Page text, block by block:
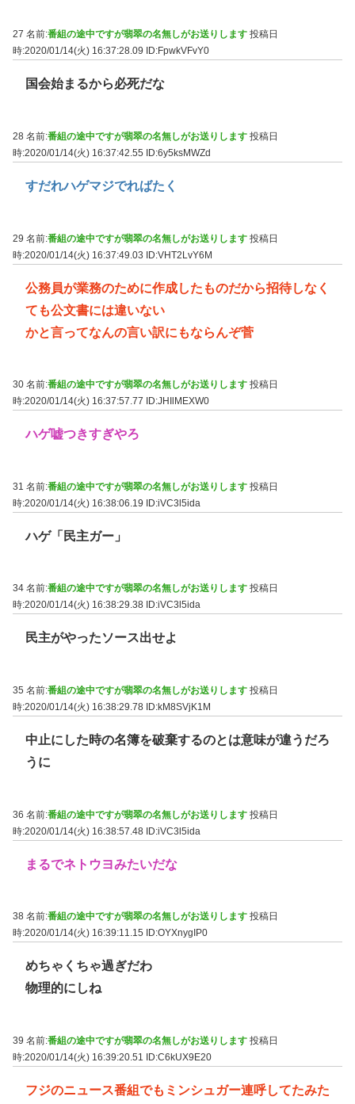
27 名前:番組の途中ですが翡翠の名無しがお送りします 投稿日
時:2020/01/14(火) 16:37:28.09
ID:FpwkVFvY0
国会始まるから必死だな
28 名前:番組の途中ですが翡翠の名無しがお送りします 投稿日
時:2020/01/14(火) 16:37:42.55
ID:6y5ksMWZd
すだれハゲマジでればたく
29 名前:番組の途中ですが翡翠の名無しがお送りします 投稿日
時:2020/01/14(火) 16:37:49.03 ID:VHT2LvY6M
公務員が業務のために作成したものだから招待しなく
ても公文書には違いない
かと言ってなんの言い訳にもならんぞ菅
30 名前:番組の途中ですが翡翠の名無しがお送りします 投稿日
時:2020/01/14(火) 16:37:57.77
ID:JHIlMEXW0
ハゲ嘘つきすぎやろ
31 名前:番組の途中ですが翡翠の名無しがお送りします 投稿日
時:2020/01/14(火) 16:38:06.19 ID:iVC3l5ida
ハゲ「民主ガー」
34 名前:番組の途中ですが翡翠の名無しがお送りします 投稿日
時:2020/01/14(火) 16:38:29.38 ID:iVC3l5ida
民主がやったソース出せよ
35 名前:番組の途中ですが翡翠の名無しがお送りします 投稿日
時:2020/01/14(火) 16:38:29.78 ID:kM8SVjK1M
中止にした時の名簿を破棄するのとは意味が違うだろ
うに
36 名前:番組の途中ですが翡翠の名無しがお送りします 投稿日
時:2020/01/14(火) 16:38:57.48 ID:iVC3l5ida
まるでネトウヨみたいだな
38 名前:番組の途中ですが翡翠の名無しがお送りします 投稿日
時:2020/01/14(火) 16:39:11.15
ID:OYXnygIP0
めちゃくちゃ過ぎだわ
物理的にしね
39 名前:番組の途中ですが翡翠の名無しがお送りします 投稿日
時:2020/01/14(火) 16:39:20.51 ID:C6kUX9E20
フジのニュース番組でもミンシュガー連呼してたみた